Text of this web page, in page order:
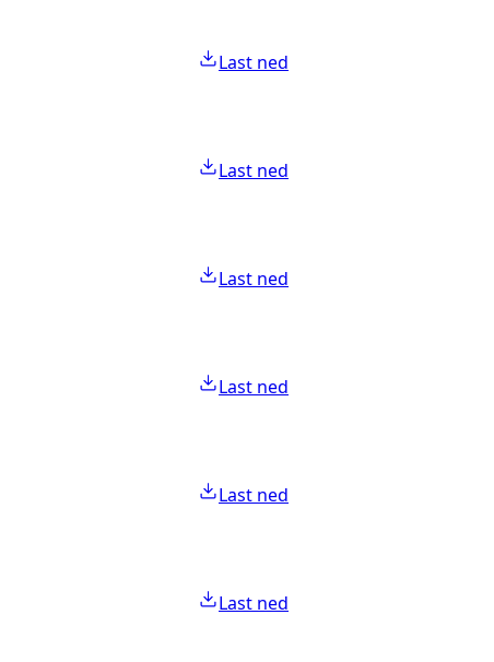
Last ned
Last ned
Last ned
Last ned
Last ned
Last ned